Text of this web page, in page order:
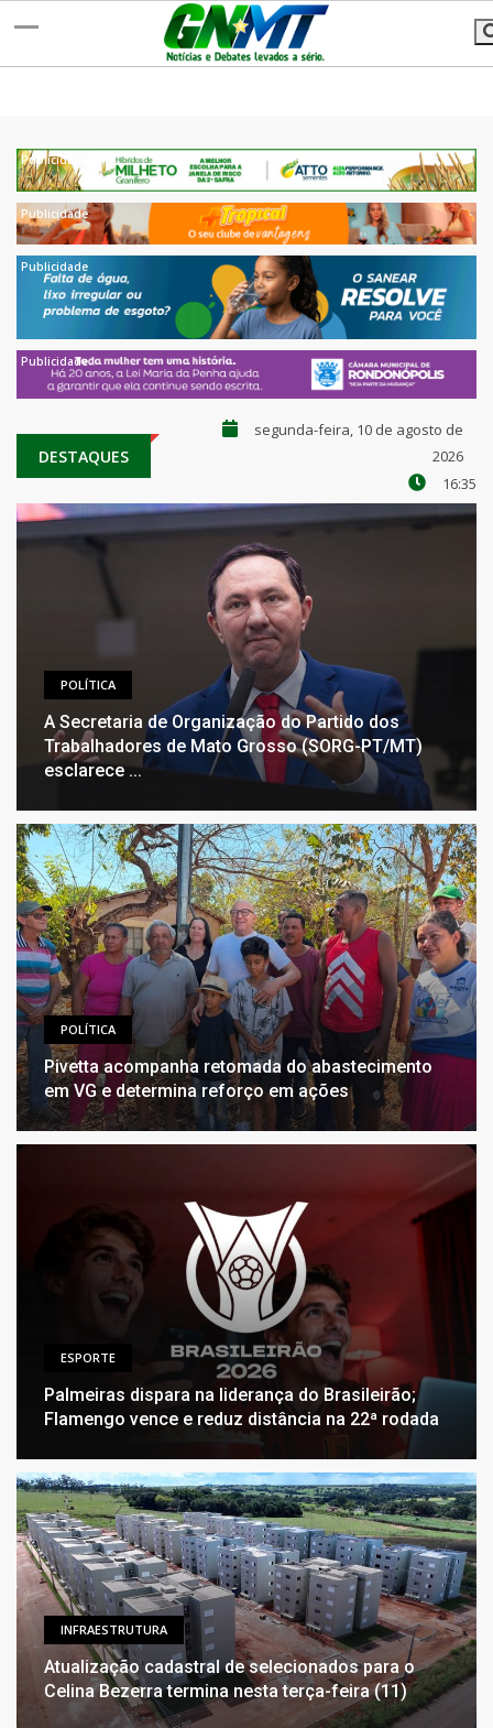
DESTAQUES
segunda-feira, 10 de agosto de
2026
16:35
POLÍTICA
A Secretaria de Organização do Partido dos
Trabalhadores de Mato Grosso (SORG-PT/MT)
esclarece ...
POLÍTICA
Pivetta acompanha retomada do abastecimento
em VG e determina reforço em ações
ESPORTE
Palmeiras dispara na liderança do Brasileirão;
Flamengo vence e reduz distância na 22ª rodada
INFRAESTRUTURA
Atualização cadastral de selecionados para o
Celina Bezerra termina nesta terça-feira (11)